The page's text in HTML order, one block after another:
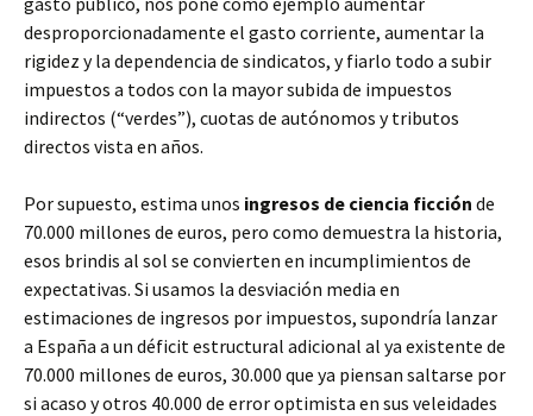
desproporcionadamente el gasto corriente, aumentar la
rigidez y la dependencia de sindicatos, y fiarlo todo a subir
impuestos a todos con la mayor subida de impuestos
indirectos (“verdes”), cuotas de autónomos y tributos
directos vista en años.
Por supuesto, estima unos ingresos de ciencia ficción de
70.000 millones de euros, pero como demuestra la historia,
esos brindis al sol se convierten en incumplimientos de
expectativas. Si usamos la desviación media en
estimaciones de ingresos por impuestos, supondría lanzar
a España a un déficit estructural adicional al ya existente de
70.000 millones de euros, 30.000 que ya piensan saltarse por
si acaso y otros 40.000 de error optimista en sus veleidades